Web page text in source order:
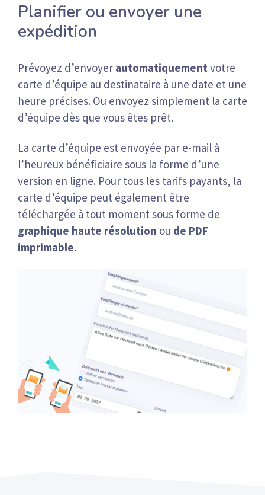
Planifier ou envoyer une
expédition
Prévoyez d’envoyer automatiquementvotre
carte d’équipe au destinataire à une date et une
heure précises. Ou envoyez simplement la carte
d’équipe dès que vous êtes prêt.
La carte d’équipe est envoyée par e-mail à
l’heureux bénéficiaire sous la forme d’une
version en ligne. Pour tous les tarifs payants, la
carte d’équipe peut également être
téléchargée à tout moment sous forme de
graphique haute résolution ou de PDF
imprimable.